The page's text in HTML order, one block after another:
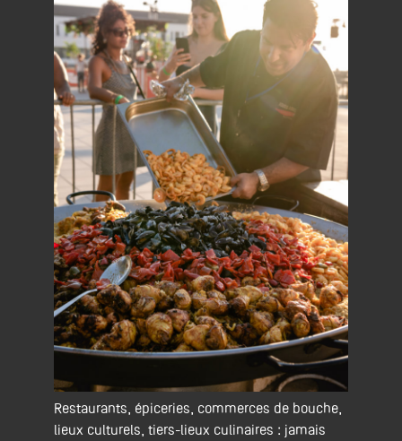
Restaurants, épiceries, commerces de bouche,
lieux culturels, tiers-lieux culinaires : jamais